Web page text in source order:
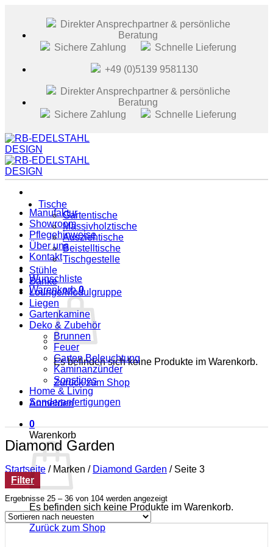
Direkter Ansprechpartner & persönliche
Beratung
Sichere Zahlung
Schnelle Lieferung
+49 (0)5139 9581130
Direkter Ansprechpartner & persönliche
Beratung
Sichere Zahlung
Schnelle Lieferung
Manufaktur
Showroom
Pflegehinweise
Über uns
Kontakt
Wunschliste
Warenkorb0
Es befinden sich keine Produkte im Warenkorb.
Zurück zum Shop
Anmelden
0
Warenkorb
Es befinden sich keine Produkte im Warenkorb.
Zurück zum Shop
Tische
Gartentische
Massivholztische
Ausziehtische
Beistelltische
Tischgestelle
Stühle
Bänke
Lounge/Modulgruppe
Liegen
Gartenkamine
Deko & Zubehör
Brunnen
Feuer
Garten Beleuchtung
Kaminanzünder
Sonstiges
Home & Living
Sonderanfertigungen
Diamond Garden
Startseite /Marken / Diamond Garden /Seite 3
Filter
Ergebnisse 25 – 36 von 104 werden angezeigtNach
neuesten